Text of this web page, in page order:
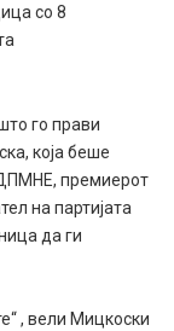
со 8
го прави
која беше
премиерот
на партијата
да ги
, вели Мицкоски